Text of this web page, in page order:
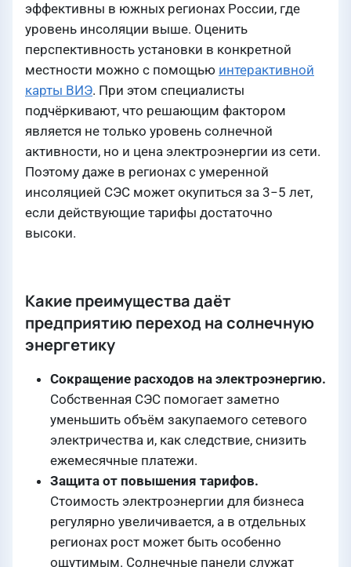
эффективны в южных регионах России, где
уровень инсоляции выше. Оценить
перспективность установки в конкретной
местности можно с помощью интерактивной
карты ВИЭ. При этом специалисты
подчёркивают, что решающим фактором
является не только уровень солнечной
активности, но и цена электроэнергии из сети.
Поэтому даже в регионах с умеренной
инсоляцией СЭС может окупиться за 3−5 лет,
если действующие тарифы достаточно
высоки.
Какие преимущества даёт
предприятию переход на солнечную
энергетику
Сокращение расходов на электроэнергию.
Собственная СЭС помогает заметно
уменьшить объём закупаемого сетевого
электричества и, как следствие, снизить
ежемесячные платежи.
Защита от повышения тарифов.
Стоимость электроэнергии для бизнеса
регулярно увеличивается, а в отдельных
регионах рост может быть особенно
ощутимым. Солнечные панели служат